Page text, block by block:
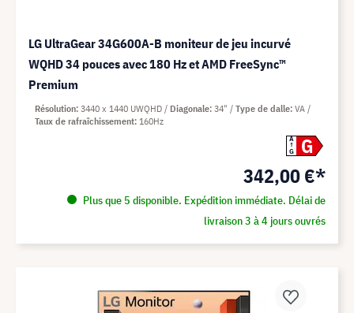
LG UltraGear 34G600A-B moniteur de jeu incurvé
WQHD 34 pouces avec 180 Hz et AMD FreeSync™
Premium
A
G
G
342,00 €*
Plus que 5 disponible. Expédition immédiate. Délai de
livraison 3 à 4 jours ouvrés
Résolution 3440 x 1440 UWQHD Diagonale 34" Type de dalle VA
Taux de rafraîchissement 160Hz